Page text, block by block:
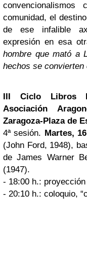
comunidad, el
de ese infalible
expresión en esa
hombre que mató a
hechos se convierten
III Ciclo Libros
Asociación
Zaragoza-Plaza de
4ª sesión. Martes,
(John Ford, 1948),
de James Warner
(1947).
- 18:00 h.: proyección
- 20:10 h.: coloquio,